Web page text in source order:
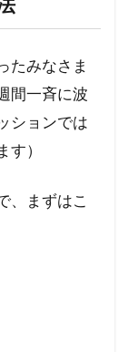
たみなさま
間一斉に波
ションでは
）
、まずはこ